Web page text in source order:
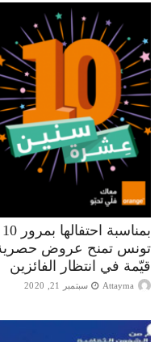
تونس تمنح عروض حصرية
قيّمة في انتظار الفائزين
Attayma سبتمبر 21, 2020